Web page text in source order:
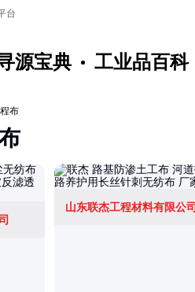
台
源宝典 工业品百科
布
山东联杰工程材料有限公司